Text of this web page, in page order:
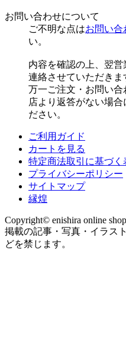
お問い合わせについて
ご不明な点はお問い合
い。
内容を確認の上、翌
連絡させていただきま
万一ご注文・お問い
店より返答がない場合
ださい。
ご利用ガイド
カートを見る
特定商法取引に基づく
プライバシーポリシー
サイトマップ
縁煌
Copyright© enishira online
掲載の記事・写真・イラス
どを禁じます。